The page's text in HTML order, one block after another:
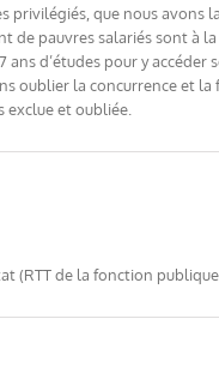
que nous avons
de pauvres salariés sont à
d’études pour y
oublier la concurrence et la
exclue et oubliée.
(RTT de la fonction